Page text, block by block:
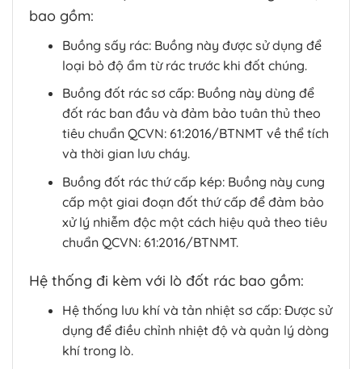
bao gồm:
Buồng sấy rác: Buồng này được sử dụng để
loại bỏ độ ẩm từ rác trước khi đốt chúng.
Buồng đốt rác sơ cấp: Buồng này dùng để
đốt rác ban đầu và đảm bảo tuân thủ theo
tiêu chuẩn QCVN: 61:2016/BTNMT về thể tích
và thời gian lưu cháy.
Buồng đốt rác thứ cấp kép: Buồng này cung
cấp một giai đoạn đốt thứ cấp để đảm bảo
xử lý nhiễm độc một cách hiệu quả theo tiêu
chuẩn QCVN: 61:2016/BTNMT.
Hệ thống đi kèm với lò đốt rác bao gồm:
Hệ thống lưu khí và tản nhiệt sơ cấp: Được sử
dụng để điều chỉnh nhiệt độ và quản lý dòng
khí trong lò.